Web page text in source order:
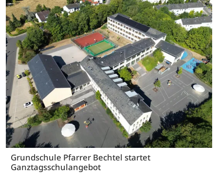
Grundschule Pfarrer Bechtel startet
Ganztagsschulangebot